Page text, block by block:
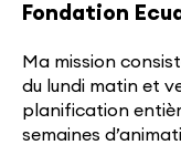
Fondation
Ma mission
du lundi matin et
planification
semaines